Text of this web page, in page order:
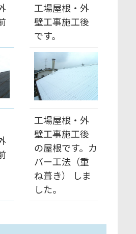
工場屋根・外
壁工事施工後
です。
工場屋根・外
壁工事施工後
の屋根です。カ
バー工法（重
ね葺き） しま
した。